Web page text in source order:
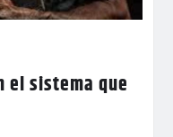
el sistema que